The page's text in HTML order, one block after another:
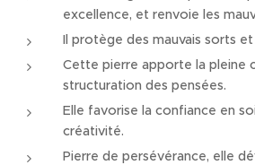
excellence, et renvoie les
Il protège des mauvais sorts et
Cette pierre apporte la pleine
structuration des pensées.
Elle favorise la confiance en
créativité.
Pierre de persévérance, elle